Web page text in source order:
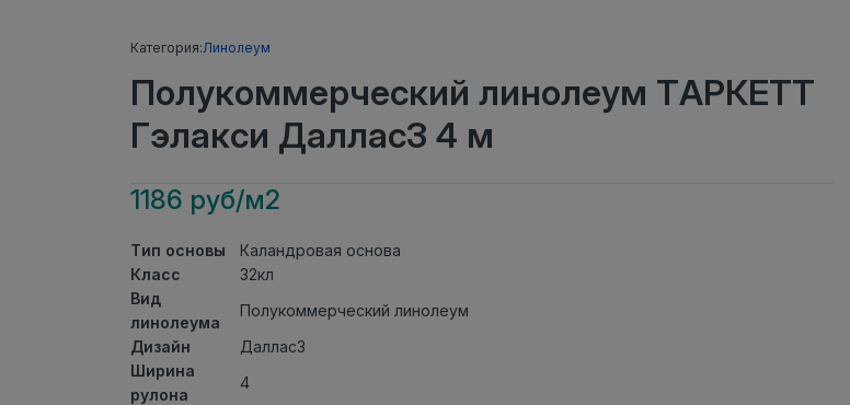
Категория:Линолеум
Полукоммерческий линолеум ТАРКЕТТ
Гэлакси Даллас3 4 м
1186 руб/м2
Тип основы
Каландровая основа
Класс
32кл
Вид
линолеума
Полукоммерческий линолеум
Дизайн
Даллас3
Ширина
рулона
4